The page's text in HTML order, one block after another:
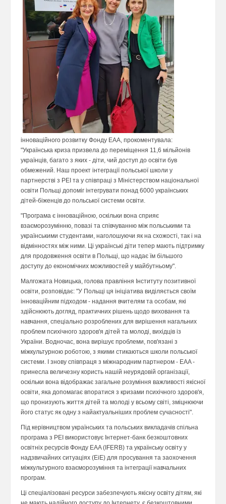
інноваційного розвитку Фонду EAA, прокоментувала:
"Українська криза призвела до переміщення 11,6 мільйонів
українців, багато з яких - діти, чий доступ до освіти був
обмежений. Наш проект інтеграції польської школи у
партнерстві з PEI та у співпраці з Міністерством національної
освіти Польщі допоміг інтегрувати понад 6000 українських
дітей-біженців до польської системи освіти.
"Програма є інноваційною, оскільки вона сприяє
взаєморозумінню, повазі та співчуванню між польськими та
українськими студентами, наголошуючи як на схожості, так і на
відмінностях між ними. Ці українські діти тепер мають підтримку
для продовження освіти в Польщі, що надає їм більшого
доступу до економічних можливостей у майбутньому".
Малгожата Новицька, голова правління Інституту позитивної
освіти, розповідає: "У Польщі ця ініціатива виділяється своїм
інноваційним підходом - надання вчителям та особам, які
здійснюють догляд, практичних рішень щодо виховання та
навчання, спеціально розроблених для вирішення нагальних
проблем психічного здоров'я дітей та молоді, вихідців із
України. Водночас, вона вирішує проблеми, пов'язані з
міжкультурною роботою, з якими стикаються школи польської
системи. І знову співпраця з міжнародним партнером - EAA -
принесла величезну користь нашій неурядовій організації,
оскільки вона відображає загальне розуміння важливості якісної
освіти, яка допомагає впоратися з кризами психічного здоров'я,
що пронизують життя дітей та молоді у всьому світі, зміцнюючи
його статус як одну з найактуальніших проблем сучасності".
Під керівництвом українських та польських викладачів спільна
програма з PEI використовує Інтернет-банк безкоштовних
освітніх ресурсів Фонду EAA (IFERB) та українську освіту у
надзвичайних ситуаціях (EiE) для просування та заохочення
міжкультурного взаєморозуміння та інтеграції навчальних
програм.
Ці спеціалізовані ресурси забезпечують якісну освіту дітям, які